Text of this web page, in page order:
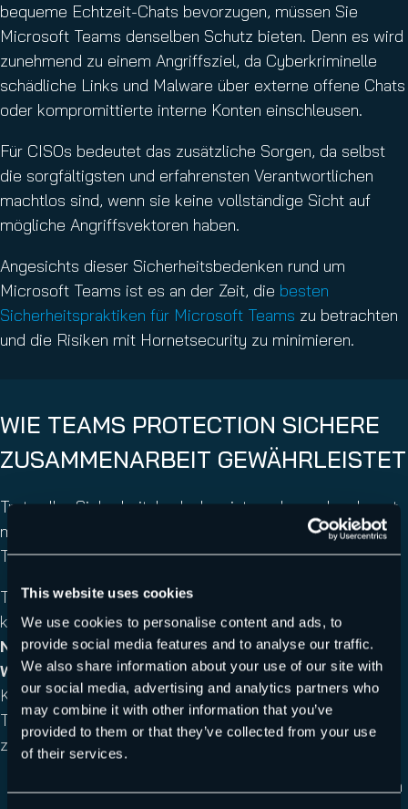
This website uses cookies
We use cookies to personalise content and ads, to
provide social media features and to analyse our traffic.
We also share information about your use of our site with
our social media, advertising and analytics partners who
may combine it with other information that you’ve
provided to them or that they’ve collected from your use
of their services.
bequeme Echtzeit-Chats bevorzugen, müssen Sie
Microsoft Teams denselben Schutz bieten. Denn es wird
zunehmend zu einem Angriffsziel, da Cyberkriminelle
schädliche Links und Malware über externe offene Chats
oder kompromittierte interne Konten einschleusen.
Für CISOs bedeutet das zusätzliche Sorgen, da selbst
die sorgfältigsten und erfahrensten Verantwortlichen
machtlos sind, wenn sie keine vollständige Sicht auf
mögliche Angriffsvektoren haben.
Angesichts dieser Sicherheitsbedenken rund um
Microsoft Teams ist es an der Zeit, die besten
Sicherheitspraktiken für Microsoft Teams zu betrachten
und die Risiken mit Hornetsecurity zu minimieren.
WIE TEAMS PROTECTION SICHERE
ZUSAMMENARBEIT GEWÄHRLEISTET
Trotz aller Sicherheitsbedenken ist es dennoch sehr gut
möglich, eine sichere Zusammenarbeit in Microsoft
Teams zu gewährleisten.
TEAMS PROTECTION schützt einen Tenant vor
kompromittierten internen Konten, indem esalle
Nachrichten mit URLs scannt und sofort eine
Warnmeldungüber den AI Cyber Assistant Bot in der
Konversation ausgibt. Teams Protection nutzt die KI-
Technologie, die auch in Hornetsecuritys Secure Links
zum Einsatz kommt:
Smart Patterns: Analysieren zentrale Merkmale von